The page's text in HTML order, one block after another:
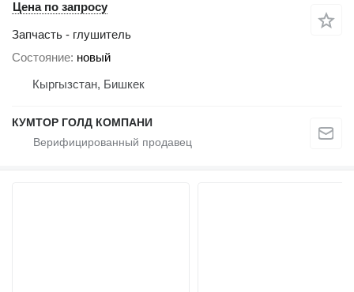
Цена по запросу
Запчасть - глушитель
Состояние новый
Кыргызстан, Бишкек
КУМТОР ГОЛД КОМПАНИ